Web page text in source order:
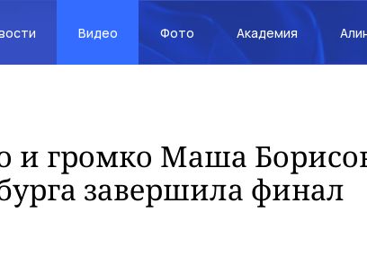
Видео Фото Академия
и громко Маша
завершила финал